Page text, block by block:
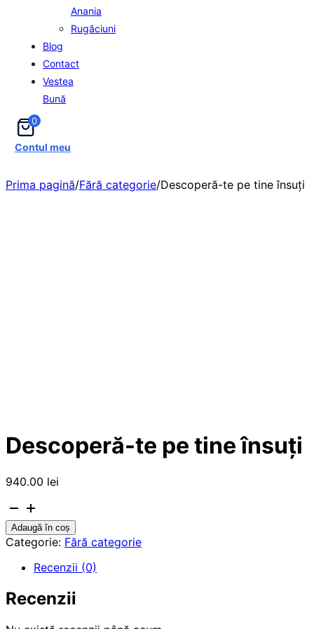
Anania
Rugăciuni
Blog
Contact
Vestea
Bună
0
Contul meu
Prima pagină/Fără categorie/Descoperă-te pe tine însuți
Descoperă-te pe tine însuți
940.00 lei
Cantitate
Descoperă-
te
tine
Adaugă în coș
Categorie: Fără categorie
Recenzii (0)
Recenzii